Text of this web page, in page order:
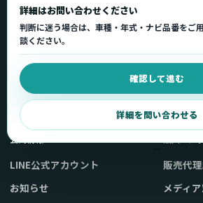
詳細はお問い合わせください
判断に迷う場合は、車種・年式・ナビ品番をご
談ください。
確認して進む
詳細を問い合わせる
製品一覧
車種適合を確認
用途から製品を選ぶ
取扱店舗・購入先
弊社販売ストアへ
Q&A・
起動不良
公式情報
LINE公式アカウント
お知らせ
販売代
メディ